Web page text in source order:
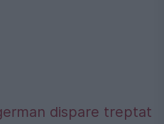
dispare treptat